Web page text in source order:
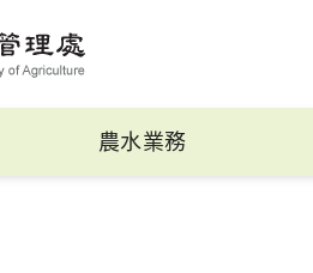
農水業務